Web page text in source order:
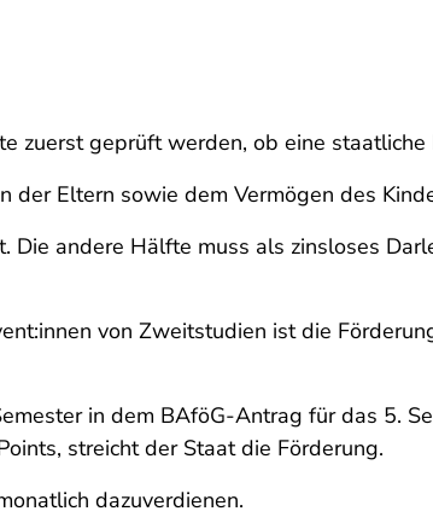
zuerst geprüft werden, ob eine
der Eltern sowie dem Vermögen des
andere Hälfte muss als zinsloses
von Zweitstudien ist die
in dem BAföG-Antrag für das 5.
streicht der Staat die Förderung.
dazuverdienen.